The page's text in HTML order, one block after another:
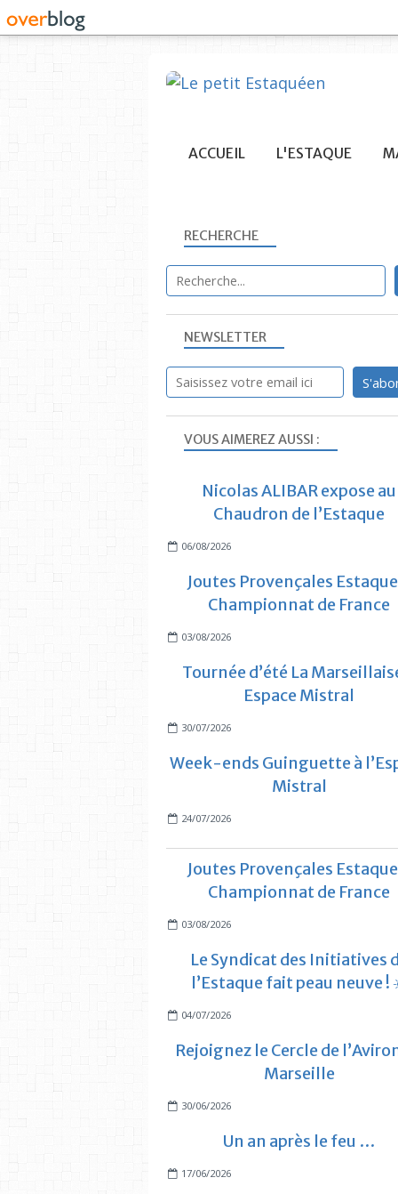
ACCUEIL L'ESTAQUE
NEWSLETTER
RECHERCHE
VOUS AIMEREZ AUSSI :
Nicolas ALIBAR expose au
Chaudron de l’Estaque
06/08/2026
Joutes Provençales
Championnat de France
03/08/2026
Tournée d’été La
Espace Mistral
30/07/2026
Week-ends Guinguette à
Mistral
24/07/2026
Joutes Provençales
Championnat de France
03/08/2026
Le Syndicat des Initiatives
l’Estaque fait peau neuve !
04/07/2026
Rejoignez le Cercle de
Marseille
30/06/2026
Un an après le feu …
17/06/2026